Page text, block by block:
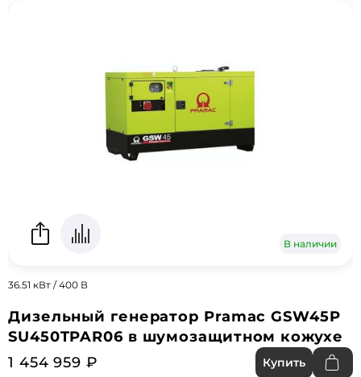
В наличии
36.51 кВт / 400 В
Дизельный генератор Pramac GSW45P
SU450TPAR06 в шумозащитном кожухе
1 454 959 ₽
Купить